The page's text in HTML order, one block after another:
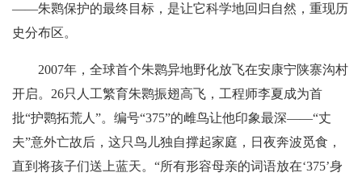
——朱鹮保护的最终目标，是让它科学地回归自然，重现历
史分布区。
2007年，全球首个朱鹮异地野化放飞在安康宁陕寨沟村
开启。26只人工繁育朱鹮振翅高飞，工程师李夏成为首
批“护鹮拓荒人”。编号“375”的雌鸟让他印象最深——“丈
夫”意外亡故后，这只鸟儿独自撑起家庭，日夜奔波觅食，
直到将孩子们送上蓝天。“所有形容母亲的词语放在‘375’身